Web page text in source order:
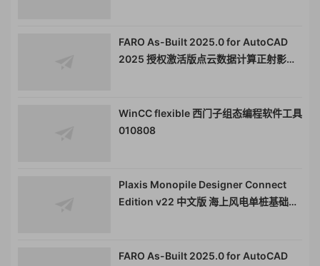
FARO As-Built 2025.0 for AutoCAD
2025 授权激活版点云数据计算正射影像
WinCC flexible 西门子组态编程软件工具
010808
Plaxis Monopile Designer Connect
Edition v22 中文版 海上风电单桩基础设
PlaxisMonopileDesigner
FARO As-Built 2025.0 for AutoCAD